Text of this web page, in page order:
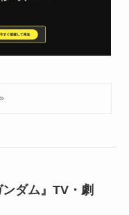
ダム』TV・劇